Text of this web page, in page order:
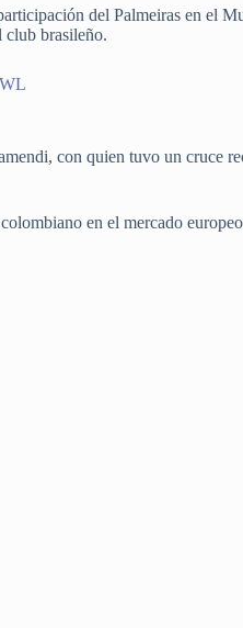
del Palmeiras en el
club brasileño.
con quien tuvo un cruce
en el mercado